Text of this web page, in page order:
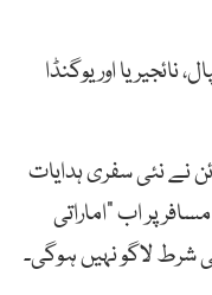
نائجیریا اور یوگنڈا
نے نئی سفری ہدایات
پر اب “اماراتی
لاگو نہیں ہوگی۔